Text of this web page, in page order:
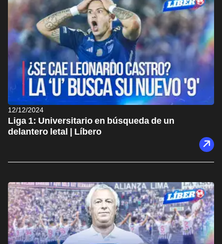
12/12/2024
Liga 1: Universitario en búsqueda de un
delantero letal | Líbero